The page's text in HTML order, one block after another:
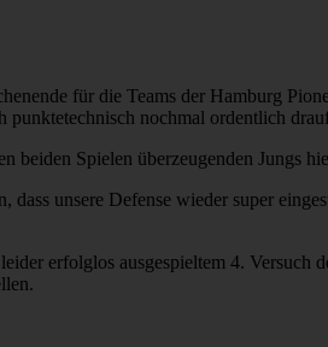
für die Teams der Hamburg
punktetechnisch nochmal ordentlich
beiden Spielen überzeugenden Jungs
unsere Defense wieder super
erfolglos ausgespieltem 4.